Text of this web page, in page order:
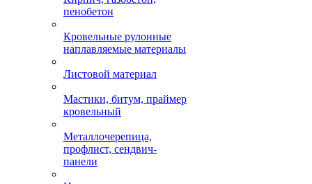
пенобетон
Кровельные рулонные
наплавляемые материалы
Листовой материал
Мастики, битум, праймер
кровельный
Металлочерепица,
профлист, сендвич-
панели